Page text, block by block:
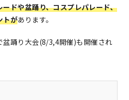
ードや盆踊り、コスプレパレード、
トがあります。
盆踊り大会(8/3,4開催)も開催され